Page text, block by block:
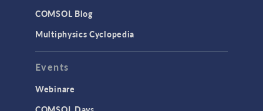
COMSOL Blog
Multiphysics Cyclopedia
Events
Webinare